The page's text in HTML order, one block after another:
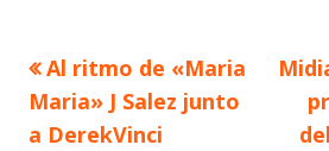
Navegación
de
Artículo
anterior
Al ritmo de «Maria
Maria» J Salez junto
a DerekVinci